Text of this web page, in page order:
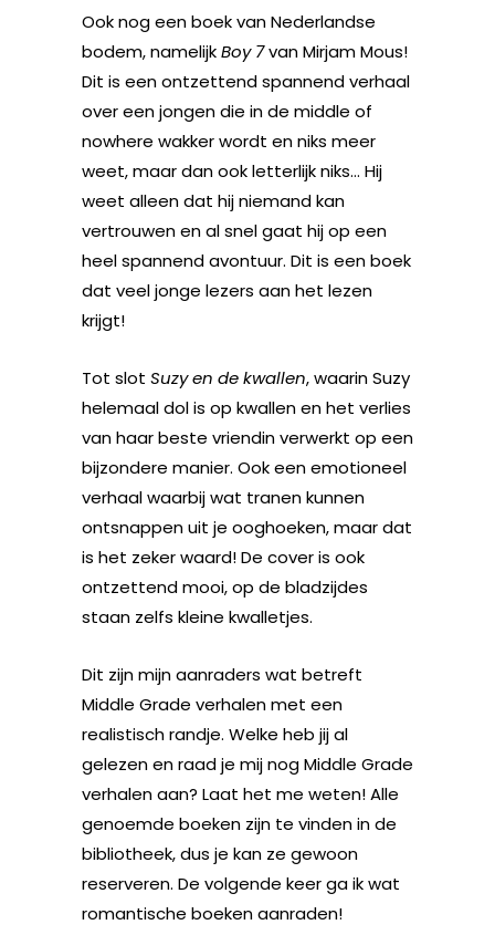
Ook nog een boek van Nederlandse
bodem, namelijkBoy 7van Mirjam Mous!
Dit is een ontzettend spannend verhaal
over een jongen die in de middle of
nowhere wakker wordt en niks meer
weet, maar dan ook letterlijk niks… Hij
weet alleen dat hij niemand kan
vertrouwen en al snel gaat hij op een
heel spannend avontuur. Dit is een boek
dat veel jonge lezers aan het lezen
krijgt!
Tot slot Suzy en de kwallen, waarin Suzy
helemaal dol is op kwallen en het verlies
van haar beste vriendin verwerkt op een
bijzondere manier. Ook een emotioneel
verhaal waarbij wat tranen kunnen
ontsnappen uit je ooghoeken, maar dat
is het zeker waard! De cover is ook
ontzettend mooi, op de bladzijdes
staan zelfs kleine kwalletjes.
Dit zijn mijn aanraders wat betreft
Middle Grade verhalen met een
realistisch randje. Welke heb jij al
gelezen en raad je mij nog Middle Grade
verhalen aan? Laat het me weten! Alle
genoemde boeken zijn te vinden in de
bibliotheek, dus je kan ze gewoon
reserveren. De volgende keer ga ik wat
romantische boeken aanraden!